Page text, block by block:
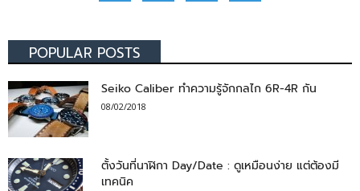
POPULAR POSTS
Seiko Caliber ทำความรู้จักกลไก 6R-4R กัน
08/02/2018
ตั้งวันที่นาฬิกา Day/Date : ดูเหมือนง่าย แต่ต้องมี
เทคนิค